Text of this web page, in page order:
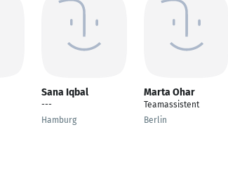
Sana Iqbal
---
Hamburg
Marta Ohar
Teamassistent
Berlin